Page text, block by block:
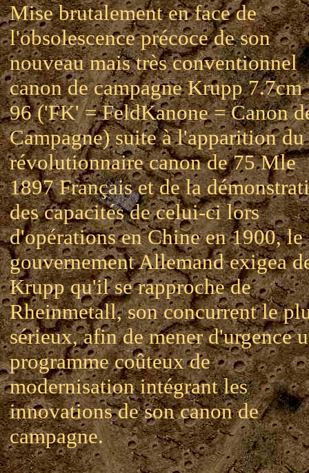
Mise brutalement en face de
l'obsolescence précoce de son
nouveau mais très conventionnel
canon de campagne Krupp 7.7cm
96 ('FK' = FeldKanone = Canon
Campagne) suite à l'apparition du
révolutionnaire canon de 75 Mle
1897 Français et de la
des capacités de celui-ci lors
d'opérations en Chine en 1900, le
gouvernement Allemand exigea
Krupp qu'il se rapproche de
Rheinmetall, son concurrent le
sérieux, afin de mener d'urgence
programme coûteux de
modernisation intégrant les
innovations de son canon de
campagne.